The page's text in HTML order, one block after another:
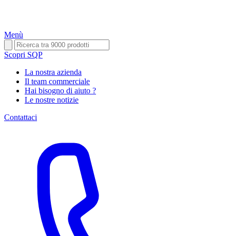
Menù
Scopri SQP
La nostra azienda
Il team commerciale
Hai bisogno di aiuto ?
Le nostre notizie
Contattaci